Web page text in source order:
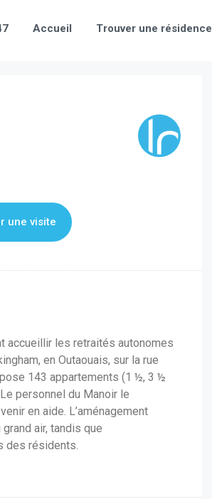
Accueil Trouver une résidence
une visite
accueillir les retraités autonomes
en Outaouais, sur la rue
143 appartements (1 ½, 3 ½
personnel du Manoir le
en aide. L’aménagement
air, tandis que
des résidents.